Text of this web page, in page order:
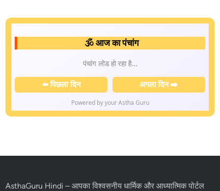
🕉️ आज का पंचांग
पंचांग लोड हो रहा है...
⬅️ पिछला दिन अगला दिन ➡️
Powered by your Astha Guru
AsthaGuru Hindi– आपका विश्वसनीय धार्मिक और आध्यात्मिक पोर्टल